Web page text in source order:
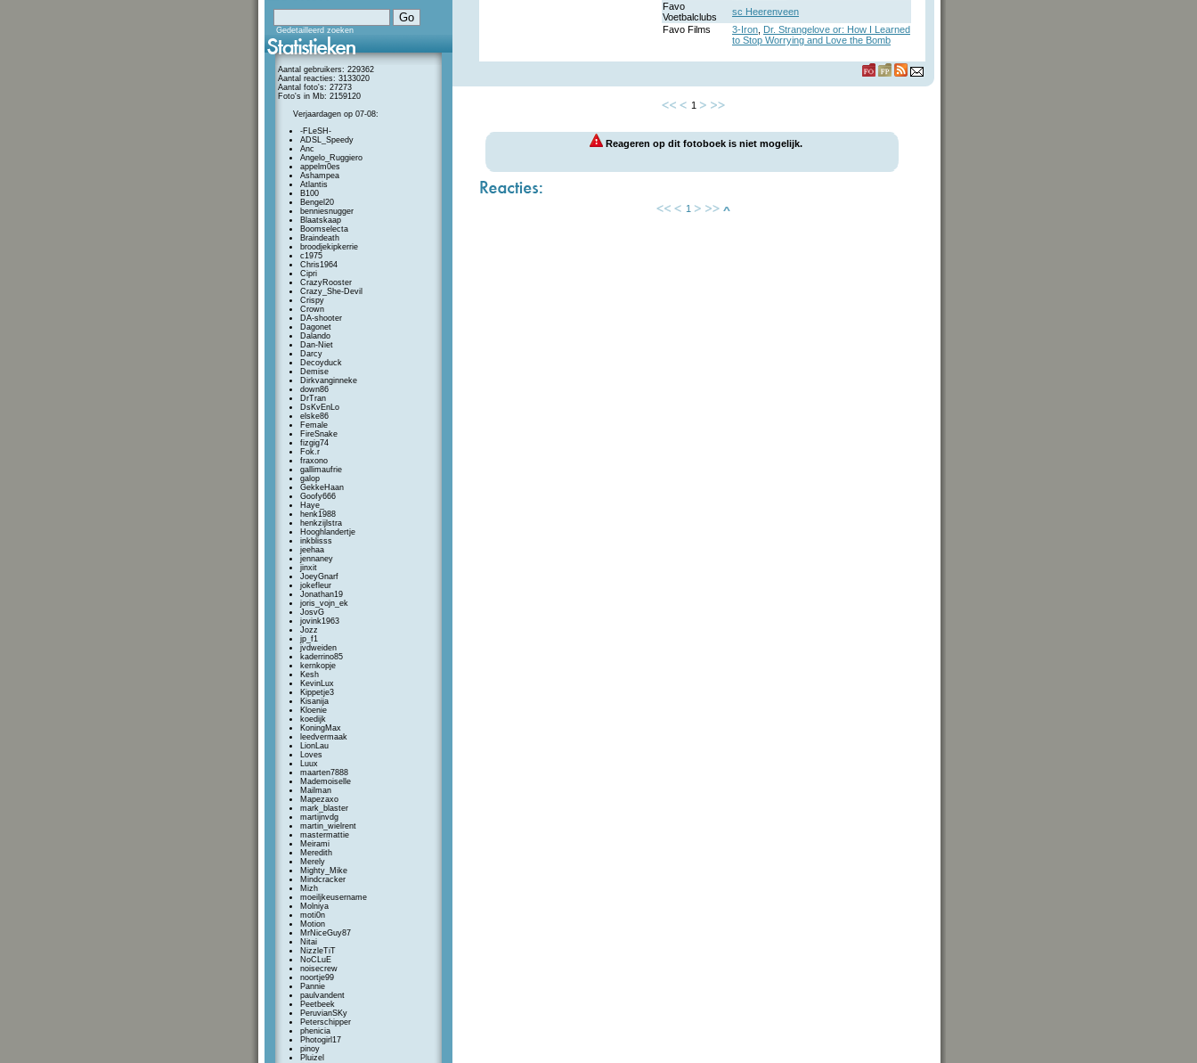
Gedetailleerd zoeken
Aantal gebruikers: 229362
Aantal reacties: 3133020
Aantal foto's: 27273
Foto's in Mb: 2159120
Verjaardagen op 07-08:
-FLeSH-
ADSL_Speedy
Anc
Angelo_Ruggiero
appelm0es
Ashampea
Atlantis
B100
Bengel20
benniesnugger
Blaatskaap
Boomselecta
Braindeath
broodjekipkerrie
c1975
Chris1964
Cipri
CrazyRooster
Crazy_She-Devil
Crispy
Crown
DA-shooter
Dagonet
Dalando
Dan-Niet
Darcy
Decoyduck
Demise
Dirkvanginneke
down86
DrTran
DsKvEnLo
elske86
Female
FireSnake
fizgig74
Fok.r
fraxono
gallimaufrie
galop
GekkeHaan
Goofy666
Haye_
henk1988
henkzijlstra
Hooghlandertje
inkblisss
jeehaa
jennaney
jinxit
JoeyGnarf
jokefleur
Jonathan19
joris_vojn_ek
JosvG
jovink1963
Jozz
jp_f1
jvdweiden
kaderrino85
kernkopje
Kesh
KevinLux
Kippetje3
Kisanija
Kloenie
koedijk
KoningMax
leedvermaak
LionLau
Loves
Luux
maarten7888
Mademoiselle
Mailman
Mapezaxo
mark_blaster
martijnvdg
martin_wielrent
mastermattie
Meirami
Meredith
Merely
Mighty_Mike
Mindcracker
Mizh
moeiljkeusername
Molniya
moti0n
Motion
MrNiceGuy87
Nitai
NizzleTiT
NoCLuE
noisecrew
noortje99
Pannie
paulvandent
Peetbeek
PeruvianSKy
Peterschipper
phenicia
Photogirl17
pinoy
Pluizel
Favo
Voetbalclubs
sc Heerenveen
Favo Films
3-Iron Dr. Strangelove or: How I Learned
to Stop Worrying and Love the Bomb
1
Reageren op dit fotoboek is niet mogelijk.
1